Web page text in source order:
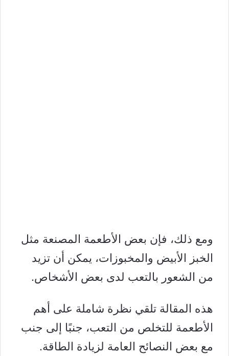
ومع ذلك، فإن بعض الأطعمة المصنعة مثل
الخبز الأبيض والمخبوزات، يمكن أن تزيد
من الشعور بالتعب لدى بعض الأشخاص.
هذه المقالة تلقي نظرة شاملة على أهم
الأطعمة للتخلص من التعب، جنبًا إلى جنب
مع بعض النصائح العامة لزيادة الطاقة.